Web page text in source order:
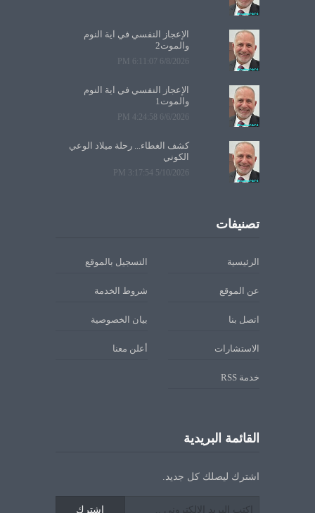
الإعجاز النفسي في آية النوم
والموت2
6/8/2026 6:11:07 PM
الإعجاز النفسي في آية النوم
والموت1
6/6/2026 4:24:58 PM
كشف الغطاء... رحلة ميلاد الوعي
الكوني
5/10/2026 3:17:54 PM
تصنيفات
الرئيسية التسجيل بالموقع
عن الموقع شروط الخدمة
اتصل بنا بيان الخصوصية
الاستشارات أعلن معنا
خدمة RSS
القائمة البريدية
اشترك ليصلك كل جديد.
اشترك